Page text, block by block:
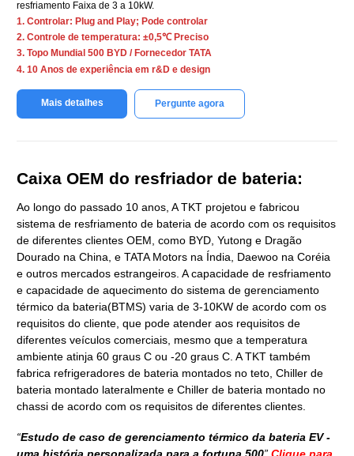
resfriamento Faixa de 3 a 10kW.
1. Controlar: Plug and Play; Pode controlar
2. Controle de temperatura: ±0,5℃ Preciso
3. Topo Mundial 500 BYD / Fornecedor TATA
4. 10 Anos de experiência em r&D e design
Mais detalhes Pergunte agora
Caixa OEM do resfriador de bateria:
Ao longo do passado 10 anos, A TKT projetou e fabricou
sistema de resfriamento de bateria de acordo com os requisitos
de diferentes clientes OEM, como BYD, Yutong e Dragão
Dourado na China, e TATA Motors na Índia, Daewoo na Coréia
e outros mercados estrangeiros. A capacidade de resfriamento
e capacidade de aquecimento do sistema de gerenciamento
térmico da bateria(BTMS) varia de 3-10KW de acordo com os
requisitos do cliente, que pode atender aos requisitos de
diferentes veículos comerciais, mesmo que a temperatura
ambiente atinja 60 graus C ou -20 graus C. A TKT também
fabrica refrigeradores de bateria montados no teto, Chiller de
bateria montado lateralmente e Chiller de bateria montado no
chassi de acordo com os requisitos de diferentes clientes.
“Estudo de caso de gerenciamento térmico da bateria EV -
uma história personalizada para a fortuna 500” Clique para